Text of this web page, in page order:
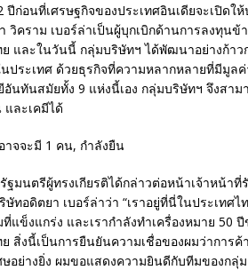
ปีก่อนที่เศรษฐกิจของประเทศอินเดียจะเปิด
วิคราม เบอร์ล่าเป็นผู้บุกเบิกด้านการลงทุนข้
ย และในวันนี้ กลุ่มบริษัทฯ ได้พัฒนาอย่างก้า
ประเทศ ด้วยธุรกิจที่ความหลากหลายที่มีมูล
อันทันสมัยทั้ง 9 แห่งนี้เอง กลุ่มบริษัทฯ จึงสา
และเคมีได้
ฐมนตรีผู้ทรงเกียรติได้กล่าวต่อหน้าเจ้าหน้า
ทอดิตยา เบอร์ล่าว่า “เราอยู่ที่นี่ในประเทศ
แข็งแกร่ง และเรากำลังทำเครื่องหมาย 50
ย สิ่งนี้เป็นการยืนยันความเชื่อของผมว่ากา
ษอย่างยิ่ง ผมขอแสดงความยินดีกับทีมของกลุ่